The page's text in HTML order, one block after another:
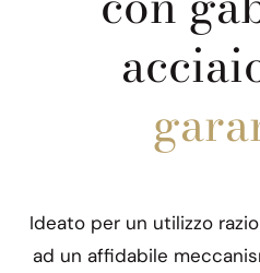
Ideato per un utilizzo
ad un affidabile